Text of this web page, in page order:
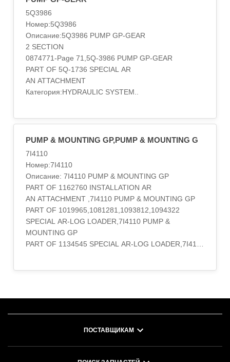
AN ATTACHMENT
Категория:HYDRAULIC SYSTEM..
5Q3986
Номер:5Q3986
Описание:5Q3986 PUMP GP-GEAR
2 SECTION
0874771-Page 71,5Q-3986 PUMP GP-GEAR
PART OF 5Q-1736 SPECIAL AR
AN ATTACHMENT
Категория:HYDRAULIC SYSTEM..
PUMP & MOUNTING GP,PUMP & MOUNTING G
7I4110
Номер:7I4110
Описание: 7I4110 PUMP & MOUNTING GP
PART OF 1162760 INSTALLATION AR
AN ATTACHMENT ,7I4110 PUMP & MOUNTING GP
PART OF 1019965,1081281,1093812,1094322
SPECIAL AR-LOG LOADER,7I4110 PUMP &
MOUNTING GP
PART OF 1134545 SPECIAL AR-LOG LOADER,7I4110
PART OF 1162767 INSTALLATION AR
ПОСТАВЩИКАМ